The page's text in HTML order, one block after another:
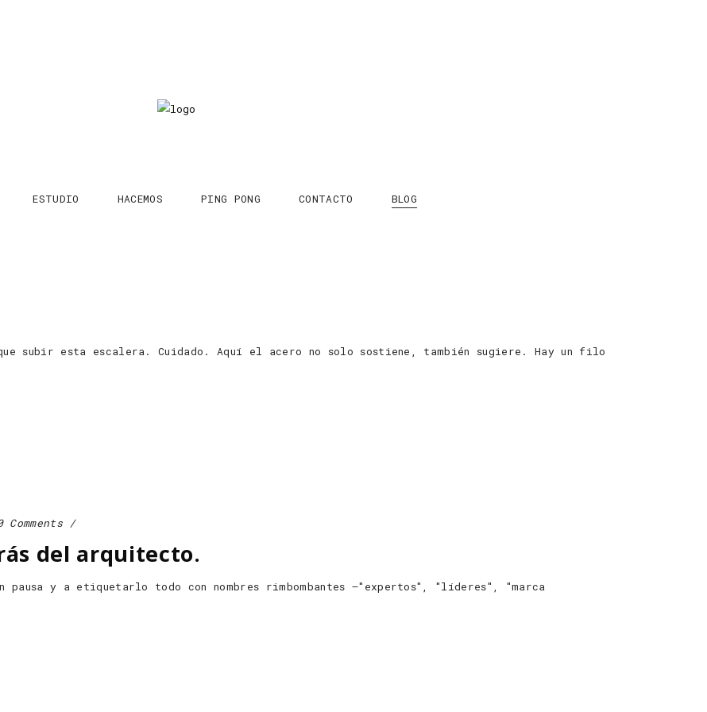
ESTUDIO HACEMOS PING PONG CONTACTO BLOG
subir esta escalera. Cuidado. Aquí el acero no solo sostiene, también sugiere. Hay un filo
Comments
del arquitecto.
pausa y a etiquetarlo todo con nombres rimbombantes —"expertos", "líderes", "marca